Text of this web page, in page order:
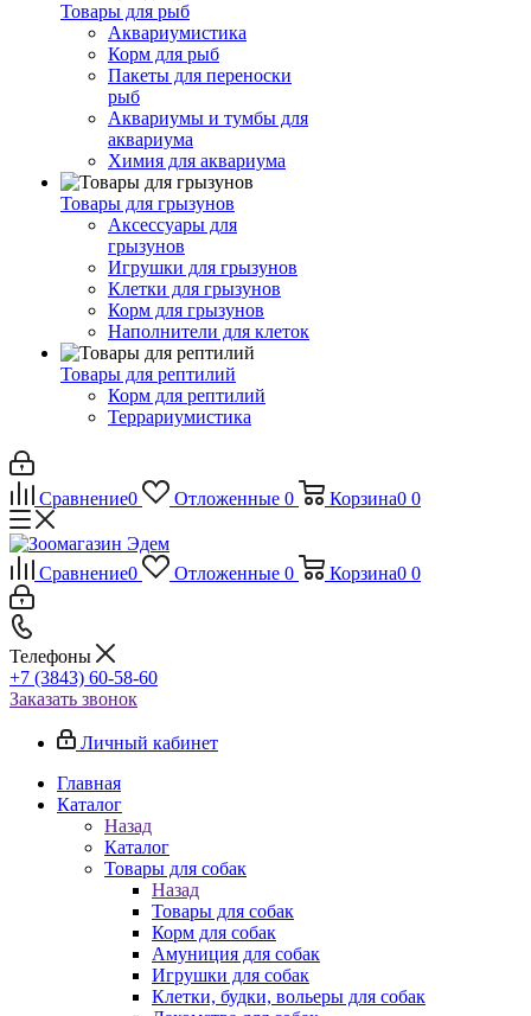
Товары для рыб
Аквариумистика
Корм для рыб
Пакеты для переноски
рыб
Аквариумы и тумбы для
аквариума
Химия для аквариума
Товары для грызунов
Аксессуары для
грызунов
Игрушки для грызунов
Клетки для грызунов
Корм для грызунов
Наполнители для клеток
Товары для рептилий
Корм для рептилий
Террариумистика
Сравнение0 Отложенные 0 Корзина0 0
Сравнение0 Отложенные 0 Корзина0 0
Телефоны
+7 (3843) 60-58-60
Заказать звонок
Личный кабинет
Главная
Каталог
Назад
Каталог
Товары для собак
Назад
Товары для собак
Корм для собак
Амуниция для собак
Игрушки для собак
Клетки, будки, вольеры для собак